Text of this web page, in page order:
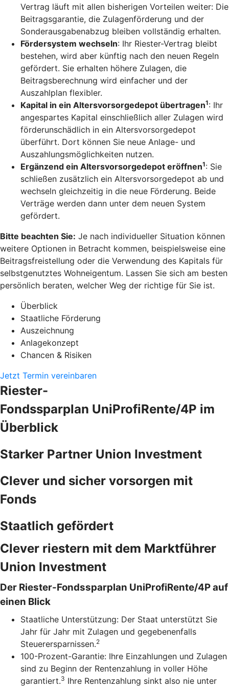
Vertrag läuft mit allen bisherigen Vorteilen weiter: Die
Beitragsgarantie, die Zulagenförderung und der
Sonderausgabenabzug bleiben vollständig erhalten.
Fördersystem wechseln: Ihr Riester-Vertrag bleibt
bestehen, wird aber künftig nach den neuen Regeln
gefördert. Sie erhalten höhere Zulagen, die
Beitragsberechnung wird einfacher und der
Auszahlplan flexibler.
Kapital in ein Altersvorsorgedepot übertragen1: Ihr
angespartes Kapital einschließlich aller Zulagen wird
förderunschädlich in ein Altersvorsorgedepot
überführt. Dort können Sie neue Anlage- und
Auszahlungsmöglichkeiten nutzen.
Ergänzend ein Altersvorsorgedepot eröffnen1: Sie
schließen zusätzlich ein Altersvorsorgedepot ab und
wechseln gleichzeitig in die neue Förderung. Beide
Verträge werden dann unter dem neuen System
gefördert.
Bitte beachten Sie: Je nach individueller Situation können
weitere Optionen in Betracht kommen, beispielsweise eine
Beitragsfreistellung oder die Verwendung des Kapitals für
selbstgenutztes Wohneigentum. Lassen Sie sich am besten
persönlich beraten, welcher Weg der richtige für Sie ist.
Überblick
Staatliche Förderung
Auszeichnung
Anlagekonzept
Chancen & Risiken
Jetzt Termin vereinbaren
Riester-
Fondssparplan UniProfiRente/4P im
Überblick
Starker Partner Union Investment
Clever und sicher vorsorgen mit
Fonds
Staatlich gefördert
Clever riestern mit dem Marktführer
Union Investment
Der Riester-Fondssparplan UniProfiRente/4P auf
einen Blick
Staatliche Unterstützung: Der Staat unterstützt Sie
Jahr für Jahr mit Zulagen und gegebenenfalls
Steuerersparnissen.2
100-Prozent-Garantie: Ihre Einzahlungen und Zulagen
sind zu Beginn der Rentenzahlung in voller Höhe
garantiert.3 Ihre Rentenzahlung sinkt also nie unter